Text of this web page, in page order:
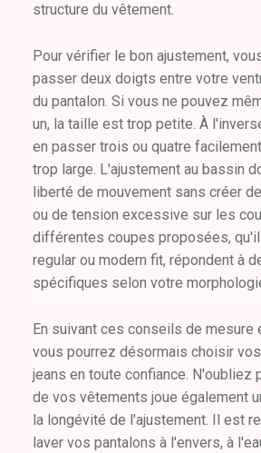
structure du vêtement.
Pour vérifier le bon ajustement,
passer deux doigts entre votre
du pantalon. Si vous ne pouvez
un, la taille est trop petite. À
en passer trois ou quatre
trop large. L'ajustement au bassin
liberté de mouvement sans créer
ou de tension excessive sur les
différentes coupes proposées,
regular ou modern fit, répondent à
spécifiques selon votre
En suivant ces conseils de mesure
vous pourrez désormais choisir
jeans en toute confiance. N'oubliez
de vos vêtements joue également
la longévité de l'ajustement. Il est
laver vos pantalons à l'envers, à